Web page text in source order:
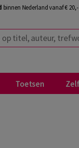
binnen Nederland vanaf € 20,-
titel, auteur, trefwoord
Toetsen